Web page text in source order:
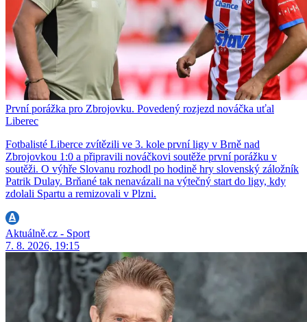
První porážka pro Zbrojovku. Povedený rozjezd nováčka uťal
Liberec
Fotbalisté Liberce zvítězili ve 3. kole první ligy v Brně nad
Zbrojovkou 1:0 a připravili nováčkovi soutěže první porážku v
soutěži. O výhře Slovanu rozhodl po hodině hry slovenský záložník
Patrik Dulay. Brňané tak nenavázali na výtečný start do ligy, kdy
zdolali Spartu a remizovali v Plzni.
Aktuálně.cz - Sport
7. 8. 2026, 19:15